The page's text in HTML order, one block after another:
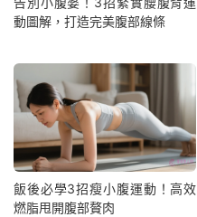
動圖解，打造完美腹部線條
飯後必學3招瘦小腹運動！高效
燃脂甩開腹部贅肉